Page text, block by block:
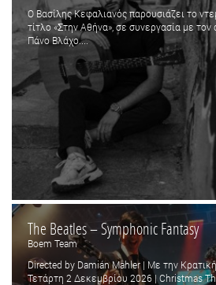
Ο Βασίλης Κεφαλιανός παρουσιάζει το
τίτλο «Ʃτην Αθήνα», σε συνεργασία με
Πάνο Βλάχο....
The Beatles – Symphonic Fantasy
Boem Team
Directed by Damián Mahler | Με την
Τετάρτη 2 Δεκεμβρίου 2026 | Christmas